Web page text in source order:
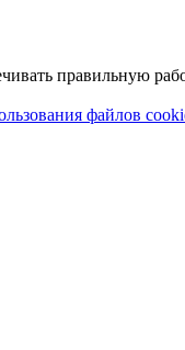
правильную
файлов